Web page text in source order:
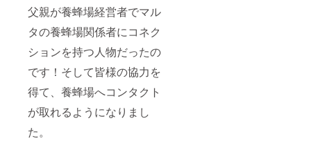
父親が養蜂場経営者でマル
タの養蜂場関係者にコネク
ションを持つ人物だったの
です！そして皆様の協力を
得て、養蜂場へコンタクト
が取れるようになりまし
た。